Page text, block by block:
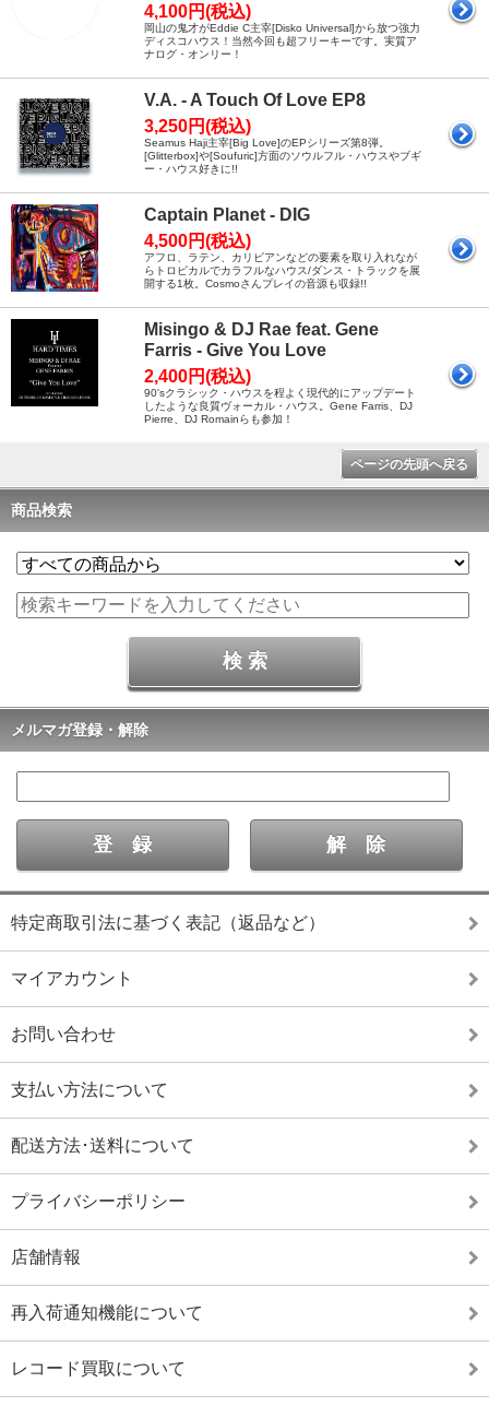
4,100円(税込)
岡山の鬼才がEddie C主宰[Disko Universal]から放つ強力
ディスコハウス！当然今回も超フリーキーです。実質ア
ナログ・オンリー！
V.A. - A Touch Of Love EP8
3,250円(税込)
Seamus Haji主宰[Big Love]のEPシリーズ第8弾。
[Glitterbox]や[Soufuric]方面のソウルフル・ハウスやブギ
ー・ハウス好きに!!
Captain Planet - DIG
4,500円(税込)
アフロ、ラテン、カリビアンなどの要素を取り入れなが
らトロピカルでカラフルなハウス/ダンス・トラックを展
開する1枚。Cosmoさんプレイの音源も収録!!
Misingo & DJ Rae feat. Gene
Farris - Give You Love
2,400円(税込)
90'sクラシック・ハウスを程よく現代的にアップデート
したような良質ヴォーカル・ハウス。Gene Farris、DJ
Pierre、DJ Romainらも参加！
ページの先頭へ戻る
商品検索
メルマガ登録・解除
特定商取引法に基づく表記（返品など）
マイアカウント
お問い合わせ
支払い方法について
配送方法･送料について
プライバシーポリシー
店舗情報
再入荷通知機能について
レコード買取について